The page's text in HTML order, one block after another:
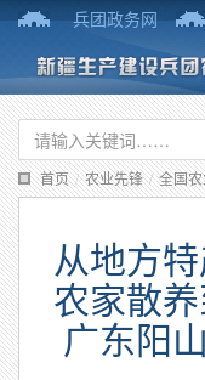
兵团政务网
首页 / 农业先锋 / 全国
从地方
农家散
广东阳